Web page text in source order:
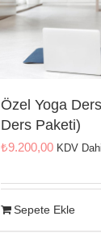
Özel Yoga
Ders Paketi)
₺9.200,00 KDV Dahil
Sepete Ekle